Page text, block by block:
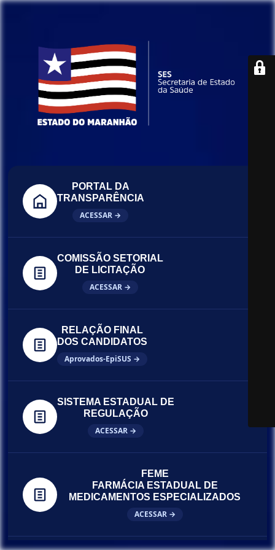
PORTAL DA
TRANSPARÊNCIA
ACESSAR →
COMISSÃO SETORIAL
DE LICITAÇÃO
ACESSAR →
RELAÇÃO FINAL
DOS CANDIDATOS
Aprovados-EpiSUS →
SISTEMA ESTADUAL DE
REGULAÇÃO
ACESSAR →
FEME
FARMÁCIA ESTADUAL DE
MEDICAMENTOS ESPECIALIZADOS
ACESSAR →